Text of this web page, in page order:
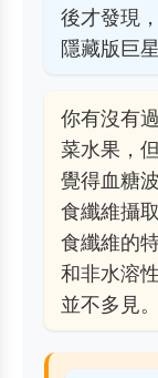
後才發現
隱藏版巨星
你有沒有
菜水果，
覺得血糖
食纖維攝
食纖維的
和非水溶
並不多見。